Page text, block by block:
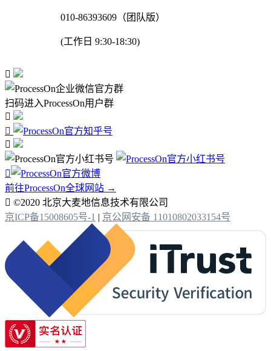
010-86393609（团队版）
(工作日 9:30-18:30)

扫码进入ProcessOn用户群




前往ProcessOn全球网站 →
 ©2020 北京大麦地信息技术有限公司
京ICP备15008605号-1 | 京公网安备 11010802033154号